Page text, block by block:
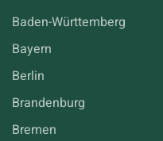
Baden-Württemberg
Bayern
Berlin
Brandenburg
Bremen